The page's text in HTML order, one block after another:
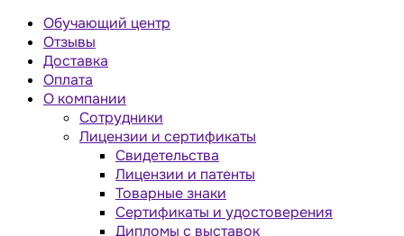
Обучающий центр
Отзывы
Доставка
Оплата
О компании
Сотрудники
Лицензии и сертификаты
Свидетельства
Лицензии и патенты
Товарные знаки
Сертификаты и удостоверения
Дипломы с выставок